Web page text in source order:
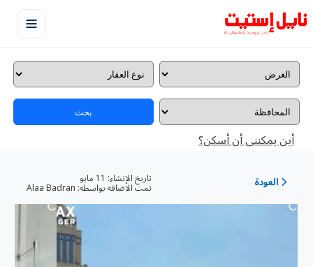
بحث
أين يمكننى أن أسكن؟
العودة تاريخ الإنشاء:
تمت الاضافه بواسطه: Alaa Badran